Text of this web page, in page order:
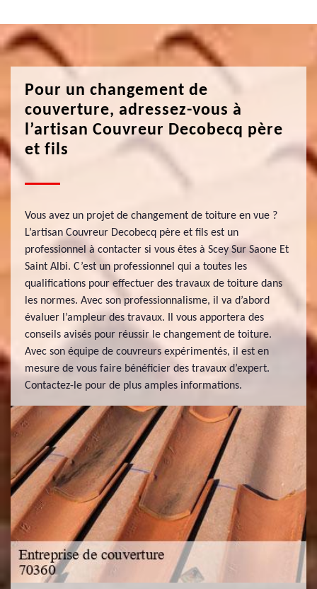
Pour un changement de
couverture, adressez-vous à
l’artisan Couvreur Decobecq père
et fils
Vous avez un projet de changement de toiture en vue ?
L’artisan Couvreur Decobecq père et fils est un
professionnel à contacter si vous êtes à Scey Sur Saone Et
Saint Albi. C’est un professionnel qui a toutes les
qualifications pour effectuer des travaux de toiture dans
les normes. Avec son professionnalisme, il va d’abord
évaluer l’ampleur des travaux. Il vous apportera des
conseils avisés pour réussir le changement de toiture.
Avec son équipe de couvreurs expérimentés, il est en
mesure de vous faire bénéficier des travaux d’expert.
Contactez-le pour de plus amples informations.